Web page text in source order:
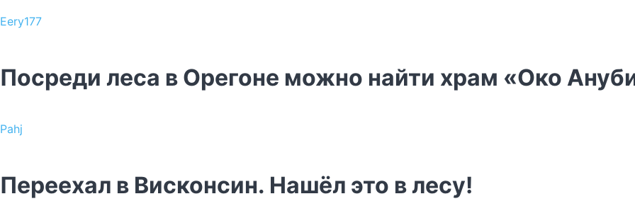
Eery177
Посреди леса в Орегоне можно найти храм «Око
Pahj
Переехал в Висконсин. Нашёл это в лесу!